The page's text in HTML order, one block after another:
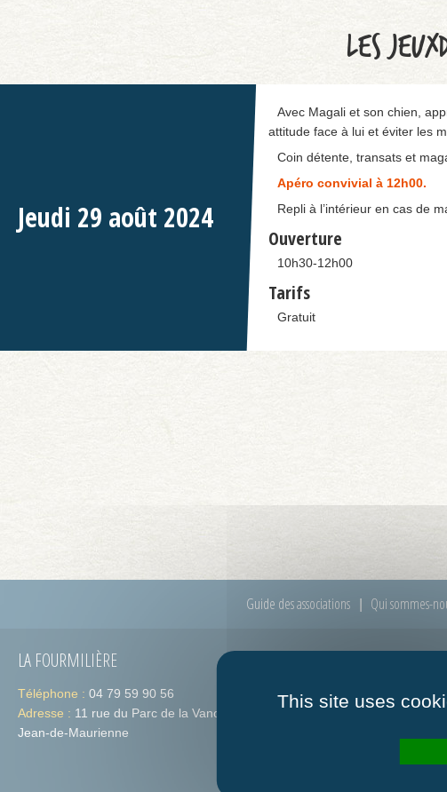
LES
Jeudi 29 août 2024
Avec Magali et son chien,
attitude face à lui et éviter les
Coin détente, transats et
Apéro convivial à 12h00.
Repli à l’intérieur en cas de
Ouverture
10h30-12h00
Tarifs
Gratuit
Guide des associations Qui sommes-
LA FOURMILIÈRE
Téléphone : 04 79 59 90 56
Adresse : 11 rue du Parc de la Vanoise 73300 St-
Jean-de-Maurienne
Lundi : de 09h00 à
This site uses